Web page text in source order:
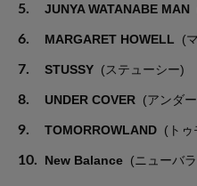
5. JUNYA WATANABE MAN
6. MARGARET HOWELL (
7. STUSSY (ステューシー)
8. UNDER COVER (アンダ
9. TOMORROWLAND (トゥ
10. New Balance (ニューバ